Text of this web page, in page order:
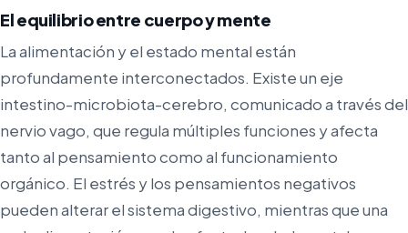
El equilibrio entre cuerpo y mente
La alimentación y el estado mental están
profundamente interconectados. Existe un eje
intestino-microbiota-cerebro, comunicado a través del
nervio vago, que regula múltiples funciones y afecta
tanto al pensamiento como al funcionamiento
orgánico. El estrés y los pensamientos negativos
pueden alterar el sistema digestivo, mientras que una